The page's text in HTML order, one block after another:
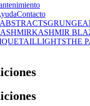
Contacto
ABSTRACTSGRUNGE
KASHMIR
TAILLIGHTSTHE